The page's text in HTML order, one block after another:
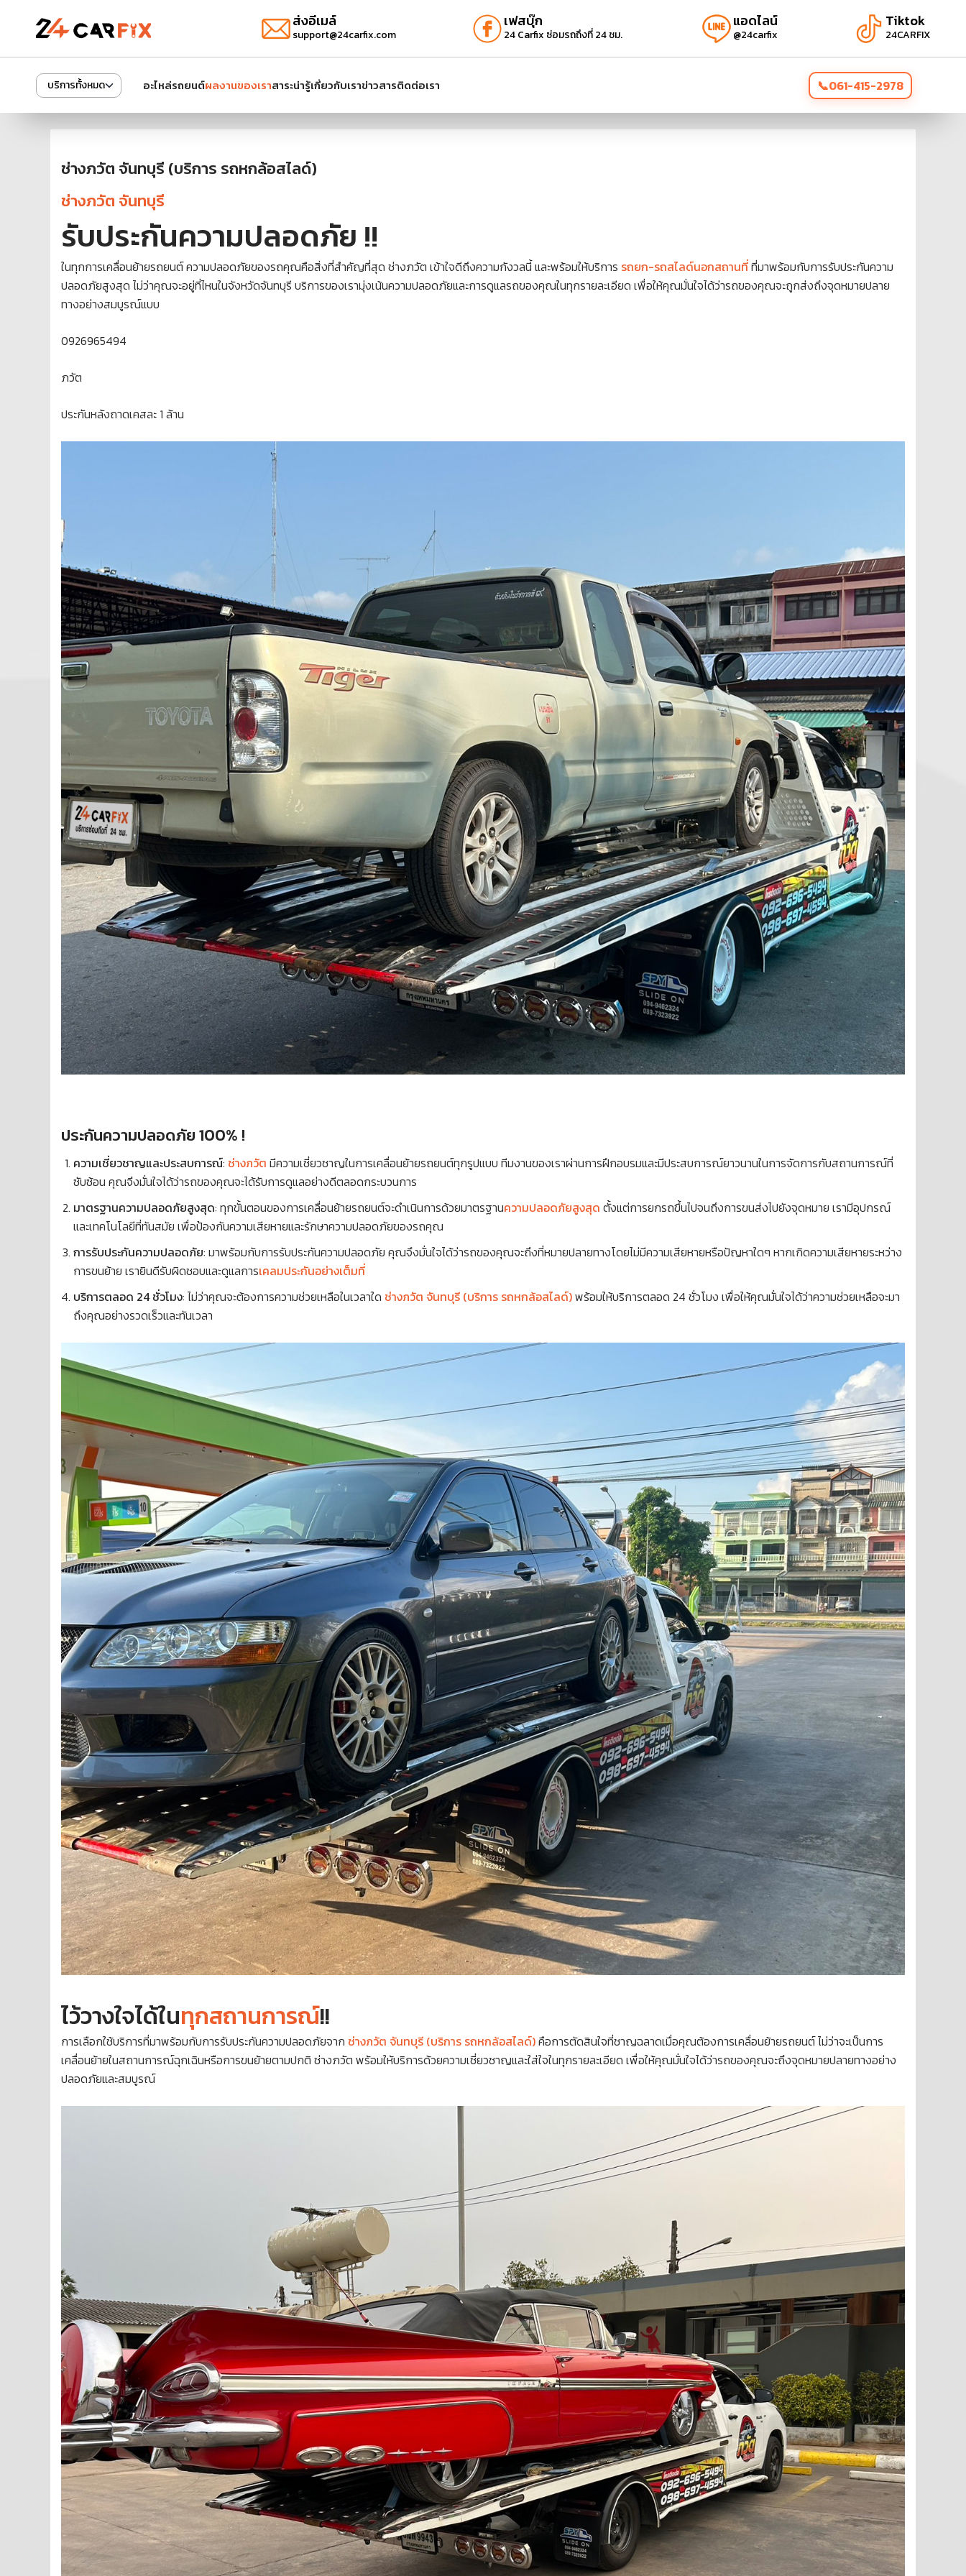
ส่งอีเมล์
support@24carfix.com
เฟสบุ๊ก
24 Carfix ซ่อมรถถึงที่ 24 ชม.
แอดไลน์
@24carfix
Tiktok
24CARFIX
บริการทั้งหมด อะไหล่รถยนต์ผลงานของเราสาระน่ารู้เกี่ยวกับเราข่าวสารติดต่อเรา 061-415-2978
ช่างภวัต จันทบุรี (บริการ รถหกล้อสไลด์)
ช่างภวัต จันทบุรี
รับประกันความปลอดภัย !!
ในทุกการเคลื่อนย้ายรถยนต์ ความปลอดภัยของรถคุณคือสิ่งที่สำคัญที่สุด ช่างภวัต เข้าใจดีถึงความกังวลนี้ และพร้อมให้บริการ รถยก-รถสไลด์นอกสถานที่ที่มาพร้อมกับการรับประกันความ
ปลอดภัยสูงสุด ไม่ว่าคุณจะอยู่ที่ไหนในจังหวัดจันทบุรี บริการของเรามุ่งเน้นความปลอดภัยและการดูแลรถของคุณในทุกรายละเอียด เพื่อให้คุณมั่นใจได้ว่ารถของคุณจะถูกส่งถึงจุดหมายปลาย
ทางอย่างสมบูรณ์แบบ
0926965494
ภวัต
ประกันหลังถาดเคสละ 1 ล้าน
ประกันความปลอดภัย 100% !
ความเชี่ยวชาญและประสบการณ์: ช่างภวัต มีความเชี่ยวชาญในการเคลื่อนย้ายรถยนต์ทุกรูปแบบ ทีมงานของเราผ่านการฝึกอบรมและมีประสบการณ์ยาวนานในการจัดการกับสถานการณ์ที่
ซับซ้อน คุณจึงมั่นใจได้ว่ารถของคุณจะได้รับการดูแลอย่างดีตลอดกระบวนการ
มาตรฐานความปลอดภัยสูงสุด: ทุกขั้นตอนของการเคลื่อนย้ายรถยนต์จะดำเนินการด้วยมาตรฐานความปลอดภัยสูงสุด ตั้งแต่การยกรถขึ้นไปจนถึงการขนส่งไปยังจุดหมาย เรามีอุปกรณ์
และเทคโนโลยีที่ทันสมัย เพื่อป้องกันความเสียหายและรักษาความปลอดภัยของรถคุณ
การรับประกันความปลอดภัย: มาพร้อมกับการรับประกันความปลอดภัย คุณจึงมั่นใจได้ว่ารถของคุณจะถึงที่หมายปลายทางโดยไม่มีความเสียหายหรือปัญหาใดๆ หากเกิดความเสียหายระหว่าง
การขนย้าย เรายินดีรับผิดชอบและดูแลการเคลมประกันอย่างเต็มที่
บริการตลอด 24 ชั่วโมง: ไม่ว่าคุณจะต้องการความช่วยเหลือในเวลาใด ช่างภวัต จันทบุรี (บริการ รถหกล้อสไลด์)พร้อมให้บริการตลอด 24 ชั่วโมง เพื่อให้คุณมั่นใจได้ว่าความช่วยเหลือจะมา
ถึงคุณอย่างรวดเร็วและทันเวลา
ไว้วางใจได้ในทุกสถานการณ์!!
การเลือกใช้บริการที่มาพร้อมกับการรับประกันความปลอดภัยจาก ช่างภวัต จันทบุรี (บริการ รถหกล้อสไลด์)คือการตัดสินใจที่ชาญฉลาดเมื่อคุณต้องการเคลื่อนย้ายรถยนต์ ไม่ว่าจะเป็นการ
เคลื่อนย้ายในสถานการณ์ฉุกเฉินหรือการขนย้ายตามปกติ ช่างภวัต พร้อมให้บริการด้วยความเชี่ยวชาญและใส่ใจในทุกรายละเอียด เพื่อให้คุณมั่นใจได้ว่ารถของคุณจะถึงจุดหมายปลายทางอย่าง
ปลอดภัยและสมบูรณ์